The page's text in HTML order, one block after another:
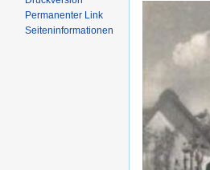
Permanenter Link
Seiten­informationen